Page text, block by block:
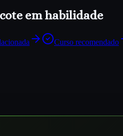
em habilidade
Curso recomendado